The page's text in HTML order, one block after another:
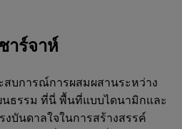
าร์จาห์
ะสบการณ์การผสมผสานระหว่าง
ธรรม ที่นี่ พื้นที่แบบไดนามิกและ
บันดาลใจในการสร้างสรรค์